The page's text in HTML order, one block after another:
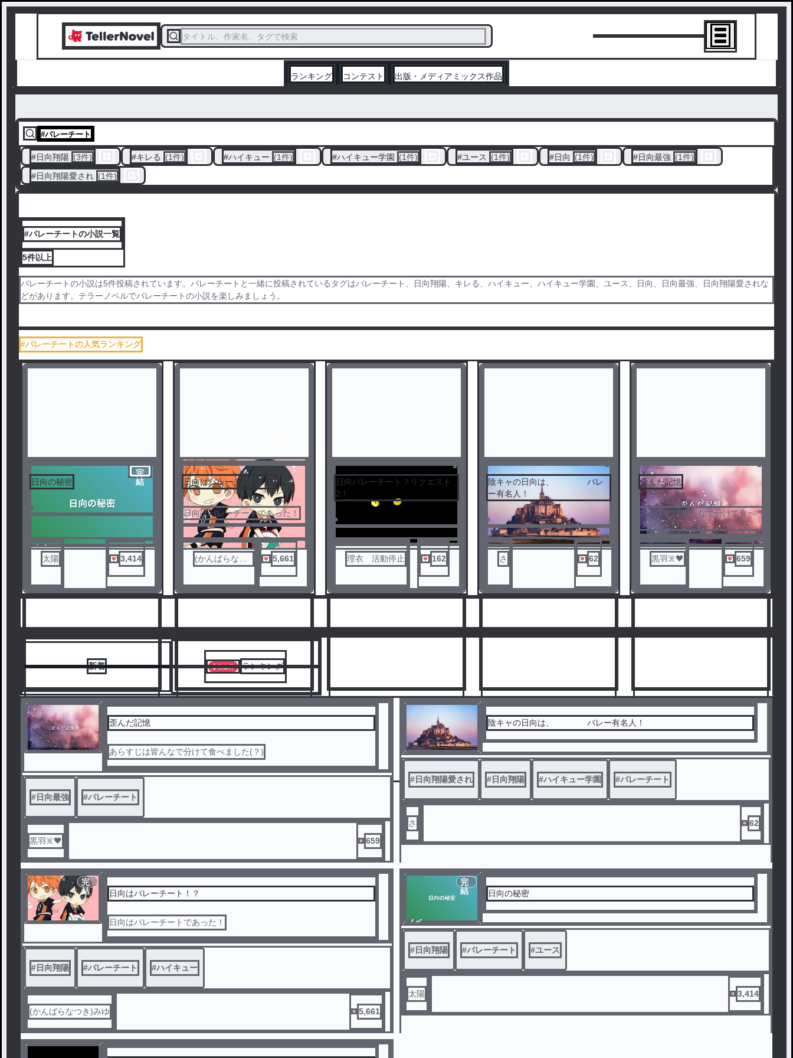
タイトル、作家名、タグで検索
ランキング コンテスト 出版・メディアミックス作品
#バレーチート
#日向翔陽 (3件) #キレる (1件) #ハイキュー (1件) #ハイキュー学園 (1件) #ユース (1件) #日向 (1件) #日向最強 (1件)
#日向翔陽愛され (1件)
#バレーチートの小説一覧
5件以上
バレーチートの小説は5件投稿されています。バレーチートと一緒に投稿されているタグはバレーチート、日向翔陽、キレる、ハイキュー、ハイキュー学園、ユース、日向、日向最強、日向翔陽愛されな
どがあります。テラーノベルでバレーチートの小説を楽しみましょう。
#バレーチートの人気ランキング
ノベ
完
結
日向の秘密
太陽 3,414
1
日向はバレーチート！？
日向はバレーチートであった！
(かんばらなつ
5,661
2
日向バレーチート？リクエスト
2！
理衣 活動停止 162
3
陰キャの日向は、 バレ
ー有名人！
さ 62
4
歪んだ記憶
あらすじは皆んなで分けて食べ
ました(？)
黒羽☠️🖤 659
5
新着 ランキング
歪んだ記憶
あらすじは皆んなで分けて食べました(？)
#日向最強 #バレーチート
黒羽☠️🖤 659
陰キャの日向は、 バレー有名人！
#日向翔陽愛され #日向翔陽 #ハイキュー学園 #バレーチート
さ 62
完
結
日向はバレーチート！？
日向はバレーチートであった！
#日向翔陽 #バレーチート #ハイキュー
(かんばらなつき)みゆ 5,661
ノベ
ル
完
結
日向の秘密
#日向翔陽 #バレーチート #ユース
太陽 3,414